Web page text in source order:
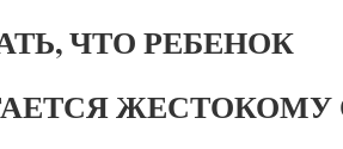
ЧТО РЕБЕНОК